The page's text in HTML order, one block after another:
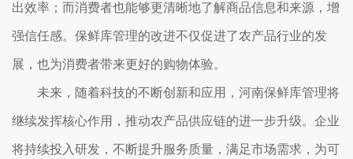
出效率；而消费者也能够更清晰地了解商品信息和来源，增
强信任感。保鲜库管理的改进不仅促进了农产品行业的发
展，也为消费者带来更好的购物体验。
未来，随着科技的不断创新和应用，河南保鲜库管理将
继续发挥核心作用，推动农产品供应链的进一步升级。企业
将持续投入研发，不断提升服务质量，满足市场需求，为可